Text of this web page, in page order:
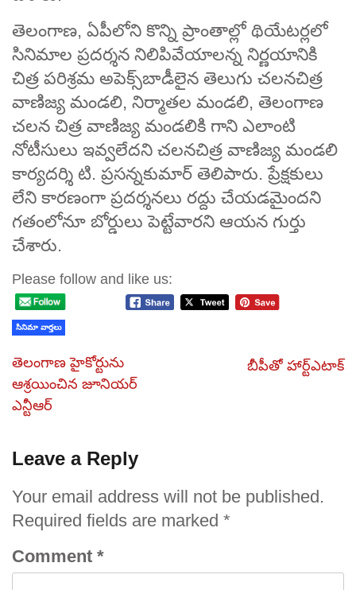
తెలంగాణ, ఏపీలోని కొన్ని ప్రాంతాల్లో థియేట­ర్లలో
సినిమాల ప్రదర్శన నిలిపివేయాలన్న నిర్ణయానికి
చిత్ర పరిశ్రమ అపెక్స్‌బాడీలైన తెలుగు చలనచిత్ర
వాణిజ్య మండలి, నిర్మాతల మండలి, తెలంగాణ
చలన చిత్ర వాణిజ్య మండలికి గాని ఎలాంటి
నోటీసులు ఇవ్వలేదని చలనచిత్ర వాణిజ్య మండలి
కార్యదర్శి టి. ప్రసన్నకుమార్‌ తెలిపారు. ప్రేక్షకులు
లేని కారణంగా ప్రదర్శనలు రద్దు చేయడమైందని
గతంలోనూ బోర్డులు పెట్టేవారని ఆయన గుర్తు
చేశారు.
Please follow and like us:
సినిమా వార్తలు
తెలంగాణ హైకోర్టును
ఆశ్రయించిన జూనియర్‌‌
ఎన్టీఆర్‌‌
బీపీతో హార్ట్‌ఎటాక్‌
Leave a Reply
Your email address will not be published.
Required fields are marked *
Comment *